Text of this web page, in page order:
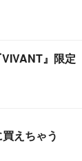
』限定
えちゃう